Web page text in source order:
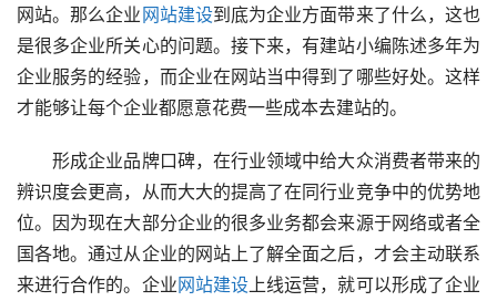
网站。那么企业网站建设到底为企业方面带来了什么，这也
是很多企业所关心的问题。接下来，有建站小编陈述多年为
企业服务的经验，而企业在网站当中得到了哪些好处。这样
才能够让每个企业都愿意花费一些成本去建站的。
形成企业品牌口碑，在行业领域中给大众消费者带来的
辨识度会更高，从而大大的提高了在同行业竞争中的优势地
位。因为现在大部分企业的很多业务都会来源于网络或者全
国各地。通过从企业的网站上了解全面之后，才会主动联系
来进行合作的。企业网站建设上线运营，就可以形成了企业